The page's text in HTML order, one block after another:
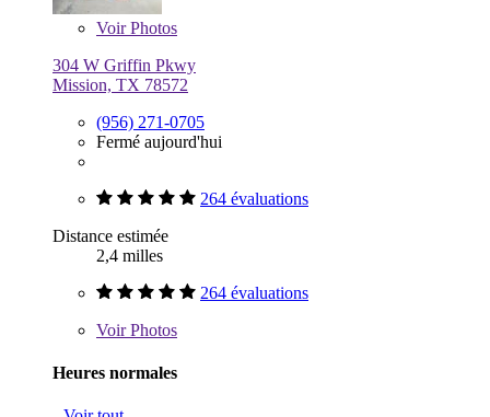
VoirPhotos
304 W Griffin Pkwy
Mission, TX 78572
(956) 271-0705
Fermé aujourd'hui
264 évaluations
Distance estimée
2,4 milles
264 évaluations
VoirPhotos
Heures normales